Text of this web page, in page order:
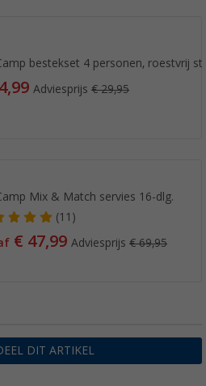
bestekset 4 personen, roestvrij
Adviesprijs€ 29,95
Mix & Match servies 16-dlg.
(11)
€ 47,99Adviesprijs€ 69,95
DIT ARTIKEL